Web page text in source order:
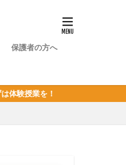
保護者の方へ